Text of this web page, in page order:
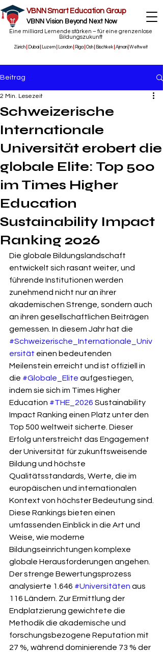
VBNN Smart Education Group
VBNN Vision Beyond Next Now
Eine milliard Lernende stärken – für eine grenzenlose
Bildungszukunft
Zürich Dubai Luzern London Riga Osh Bischkek Ajman |Weltweit
Beitrag
Schweizerische
Internationale
Universität erobert die
globale Elite: Top 500
im Times Higher
Education
Sustainability Impact
Ranking 2026
2 Min. Lesezeit
Die globale Bildungslandschaft
entwickelt sich rasant weiter, und
führende Institutionen werden
zunehmend nicht nur an ihrer
akademischen Strenge, sondern auch
an ihren gesellschaftlichen Beiträgen
gemessen. In diesem Jahr hat die
#Schweizerische_Internationale_Univ
ersität einen bedeutenden
Meilenstein erreicht und ist offiziell in
die #Globale_Elite aufgestiegen,
indem sie sich im Times Higher
Education #THE_2026 Sustainability
Impact Ranking einen Platz unter den
Top 500 weltweit sicherte. Dieser
Erfolg unterstreicht das Engagement
der Universität für zukunftsweisende
Bildung und höchste
Qualitätsstandards, Werte, die im
europäischen und internationalen
Kontext von höchster Bedeutung sind.
Diese Rankings bieten einen
umfassenden Einblick in die Art und
Weise, wie moderne
Bildungseinrichtungen komplexe
globale Herausforderungen angehen.
Der strenge Bewertungsprozess
analysierte 1.646 #Universitäten aus
116 Ländern. Zur Ermittlung der
Endplatzierung gewichtete die
Methodik die akademische und
forschungsbezogene Reputation mit
27 %, während dominierende 73 % der